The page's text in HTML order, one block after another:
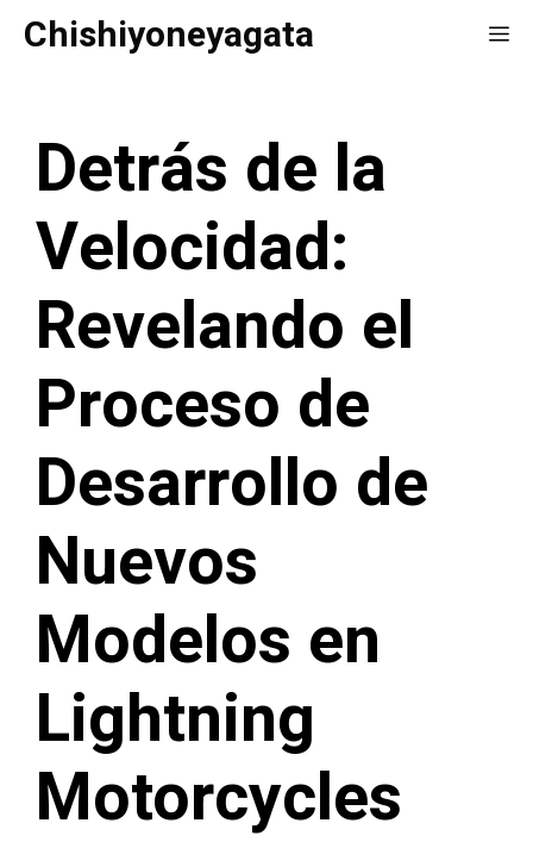
SaltarChishiyoneyagata
Detrás de la
Velocidad:
Revelando el
Proceso de
Desarrollo de
Nuevos
Modelos en
Lightning
Motorcycles